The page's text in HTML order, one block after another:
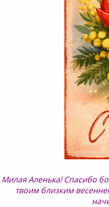
Милая Аленька! Спасибо
твоим близким